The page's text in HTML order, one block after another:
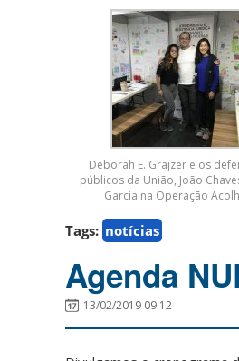
Deborah E. Grajzer e os
públicos da União, João
Garcia na Operação
Tags: notícias
Agenda
13/02/2019 09:12